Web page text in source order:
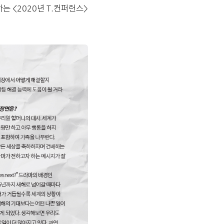
는 <2020년 T.컨퍼런스>